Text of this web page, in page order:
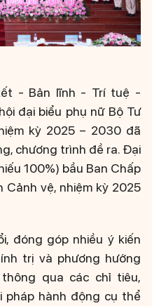
- Bản lĩnh - Trí tuệ -
đại biểu phụ nữ Bộ Tư
kỳ 2025 – 2030 đã
chương trình đề ra. Đại
100%) bầu Ban Chấp
Cảnh vệ, nhiệm kỳ 2025
đóng góp nhiều ý kiến
trị và phương hướng
qua các chỉ tiêu,
pháp hành động cụ thể